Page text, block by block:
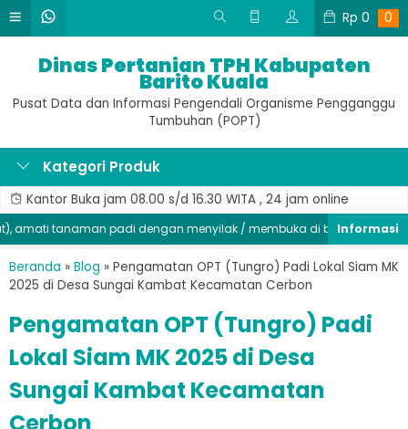
Rp 0 0
Dinas Pertanian TPH Kabupaten
Barito Kuala
Pusat Data dan Informasi Pengendali Organisme Pengganggu
Tumbuhan (POPT)
Kategori Produk
Kantor Buka jam 08.00 s/d 16.30 WITA , 24 jam online
tanaman padi dengan menyilak / membuka di bagian batang,
Beranda » Blog » Pengamatan OPT (Tungro) Padi Lokal Siam MK
2025 di Desa Sungai Kambat Kecamatan Cerbon
Pengamatan OPT (Tungro) Padi
Lokal Siam MK 2025 di Desa
Sungai Kambat Kecamatan